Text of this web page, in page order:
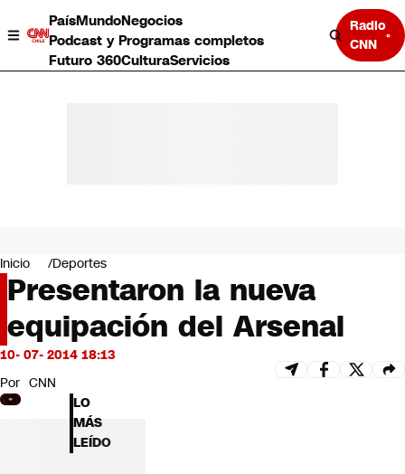
PaísMundoNegocios
Podcast y Programas completos
Futuro 360CulturaServicios
Radio
CNN
Negocios
Deportes
Programas completos
Cultura
Servicios
Bits
CNN Data
CNN tiempo
Futuro 360
Inicio Deportes
Presentaron la nueva
equipación del Arsenal
10- 07- 2014 18:13
Por CNN
LO
MÁS
LEÍDO